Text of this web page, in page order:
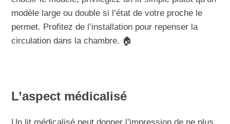
modèle large ou double si l’état de votre proche le
permet. Profitez de l’installation pour repenser la
circulation dans la chambre. 🏠
L’aspect médicalisé